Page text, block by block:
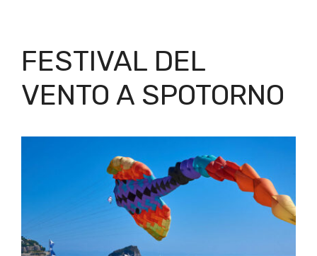
FESTIVAL DEL
VENTO A SPOTORNO